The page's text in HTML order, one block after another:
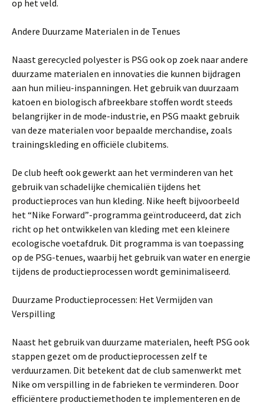
op het veld.
Andere Duurzame Materialen in de Tenues
Naast gerecycled polyester is PSG ook op zoek naar andere
duurzame materialen en innovaties die kunnen bijdragen
aan hun milieu-inspanningen. Het gebruik van duurzaam
katoen en biologisch afbreekbare stoffen wordt steeds
belangrijker in de mode-industrie, en PSG maakt gebruik
van deze materialen voor bepaalde merchandise, zoals
trainingskleding en officiële clubitems.
De club heeft ook gewerkt aan het verminderen van het
gebruik van schadelijke chemicaliën tijdens het
productieproces van hun kleding. Nike heeft bijvoorbeeld
het “Nike Forward”-programma geïntroduceerd, dat zich
richt op het ontwikkelen van kleding met een kleinere
ecologische voetafdruk. Dit programma is van toepassing
op de PSG-tenues, waarbij het gebruik van water en energie
tijdens de productieprocessen wordt geminimaliseerd.
Duurzame Productieprocessen: Het Vermijden van
Verspilling
Naast het gebruik van duurzame materialen, heeft PSG ook
stappen gezet om de productieprocessen zelf te
verduurzamen. Dit betekent dat de club samenwerkt met
Nike om verspilling in de fabrieken te verminderen. Door
efficiëntere productiemethoden te implementeren en de